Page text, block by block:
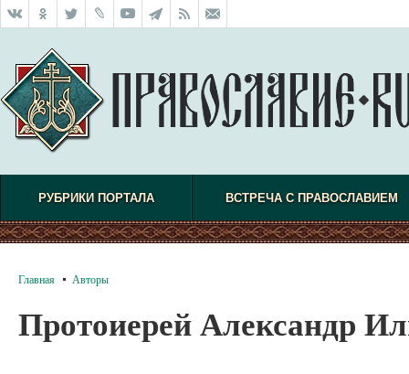
РУБРИКИ ПОРТАЛА ВСТРЕЧА С ПРАВОСЛАВИЕМ
Главная Авторы
Протоиерей Александр